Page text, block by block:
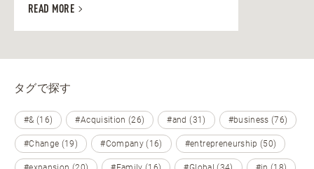
READ MORE
タグで探す
#& (16) #Acquisition (26) #and (31) #business (76)
#Change (19) #Company (16) #entrepreneurship (50)